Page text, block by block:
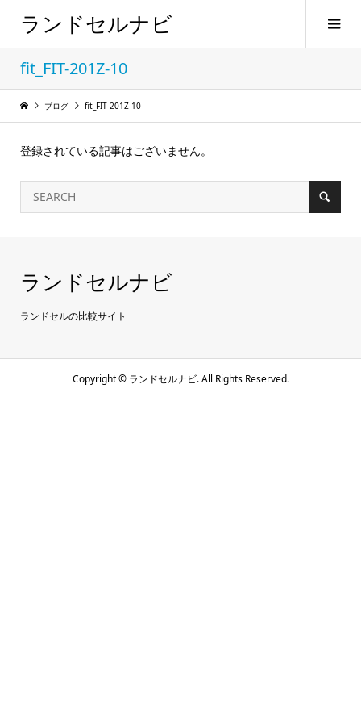
ランドセルナビ
fit_FIT-201Z-10
ブログ fit_FIT-201Z-10
登録されている記事はございません。
ランドセルナビ
ランドセルの比較サイト
Copyright ©ランドセルナビ. All Rights Reserved.